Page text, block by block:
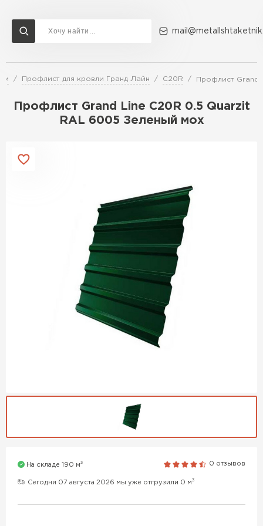
Профлист для кровли Гранд Лайн C20R Профлист Grand
Профлист Grand Line C20R 0.5 Quarzit
RAL 6005 Зеленый мох
На складе 190 м3 0 отзывов
Сегодня 07 августа 2026 мы уже отгрузили 0 м3
Доставка и оплата Акции О компании Контакты
Перейти в каталог